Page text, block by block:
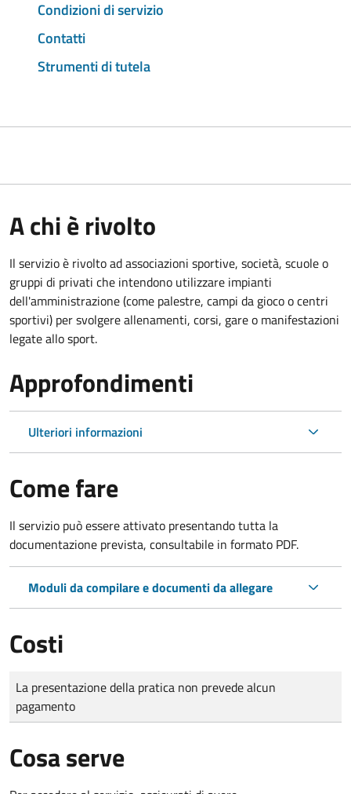
Condizioni di servizio
Contatti
Strumenti di tutela
A chi è rivolto
Il servizio è rivolto ad associazioni sportive, società, scuole o
gruppi di privati che intendono utilizzare impianti
dell'amministrazione (come palestre, campi da gioco o centri
sportivi) per svolgere allenamenti, corsi, gare o manifestazioni
legate allo sport.
Approfondimenti
Ulteriori informazioni
Come fare
Il servizio può essere attivato presentando tutta la
documentazione prevista, consultabile in formato PDF.
Moduli da compilare e documenti da allegare
Costi
Tipo di pagamento
Importo
La presentazione della pratica non prevede alcun
pagamento
Cosa serve